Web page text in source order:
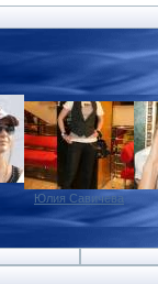
Юлия Савичева